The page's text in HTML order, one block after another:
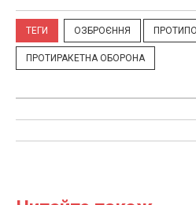
ТЕГИ ОЗБРОЄННЯ
ПРОТИРАКЕТНА ОБОРОНА